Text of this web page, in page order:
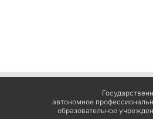
автономное
образовательное